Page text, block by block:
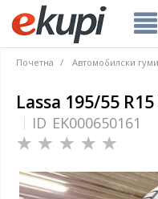
Почетна Автомобилски гуми
Lassa 195/55
ID EK000650161